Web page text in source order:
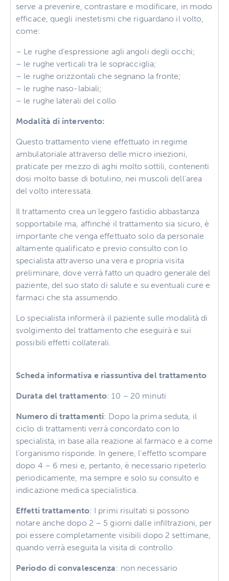
serve a prevenire, contrastare e modificare, in modo
efficace, quegli inestetismi che riguardano il volto,
come:
– Le rughe d’espressione agli angoli degli occhi;
– le rughe verticali tra le sopracciglia;
– le rughe orizzontali che segnano la fronte;
– le rughe naso-labiali;
– le rughe laterali del collo
Modalità di intervento:
Questo trattamento viene effettuato in regime
ambulatoriale attraverso delle micro iniezioni,
praticate per mezzo di aghi molto sottili, contenenti
dosi molto basse di botulino, nei muscoli dell’area
del volto interessata.
Il trattamento crea un leggero fastidio abbastanza
sopportabile ma, affinché il trattamento sia sicuro, è
importante che venga effettuato solo da personale
altamente qualificato e previo consulto con lo
specialista attraverso una vera e propria visita
preliminare, dove verrà fatto un quadro generale del
paziente, del suo stato di salute e su eventuali cure e
farmaci che sta assumendo.
Lo specialista informerà il paziente sulle modalità di
svolgimento del trattamento che eseguirà e sui
possibili effetti collaterali.
Scheda informativa e riassuntiva del trattamento
Durata del trattamento: 10 – 20 minuti
Numero di trattamenti: Dopo la prima seduta, il
ciclo di trattamenti verrà concordato con lo
specialista, in base alla reazione al farmaco e a come
l’organismo risponde. In genere, l’effetto scompare
dopo 4 – 6 mesi e, pertanto, è necessario ripeterlo
periodicamente, ma sempre e solo su consulto e
indicazione medica specialistica.
Effetti trattamento: I primi risultati si possono
notare anche dopo 2 – 5 giorni dalle infiltrazioni, per
poi essere completamente visibili dopo 2 settimane,
quando verrà eseguita la visita di controllo.
Periodo di convalescenza: non necessario